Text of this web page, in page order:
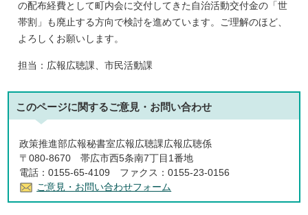
の配布経費として町内会に交付してきた自治活動交付金の「世
帯割」も廃止する方向で検討を進めています。ご理解のほど、
よろしくお願いします。
担当：広報広聴課、市民活動課
このページに関するご意見・お問い合わせ
政策推進部広報秘書室広報広聴課広報広聴係
〒080-8670 帯広市西5条南7丁目1番地
電話：0155-65-4109 ファクス：0155-23-0156
ご意見・お問い合わせフォーム